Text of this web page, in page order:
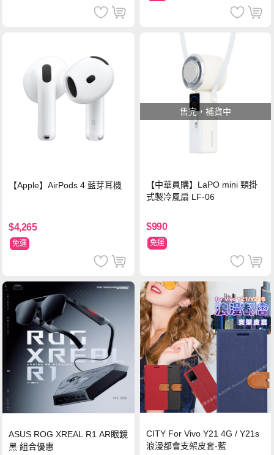
【Apple】AirPods 4 藍芽耳機
$4,265
免運
售完，補貨中
【中華員購】LaPO mini 頸掛
式製冷風扇 LF-06
$990
免運
ASUS ROG XREAL R1 AR眼鏡
黑 組合優惠
CITY For Vivo Y21 4G / Y21s
浪漫都會支架皮套-藍